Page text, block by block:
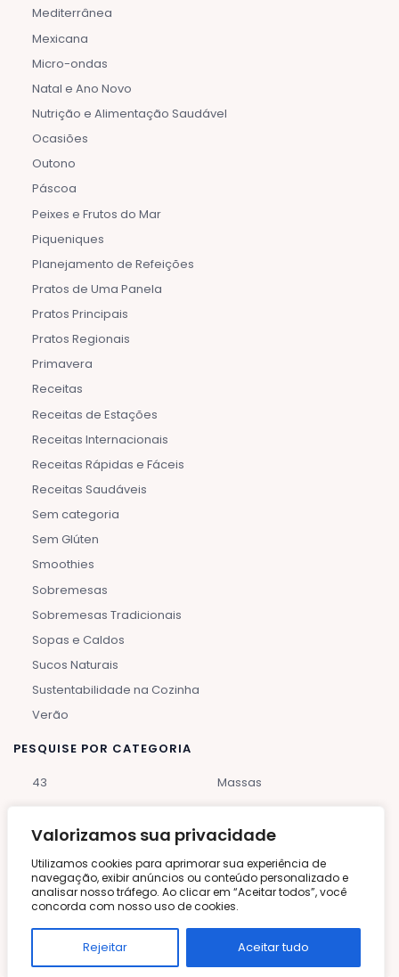
Valorizamos sua privacidade
Utilizamos cookies para aprimorar sua experiência de
navegação, exibir anúncios ou conteúdo personalizado e
analisar nosso tráfego. Ao clicar em “Aceitar todos”, você
concorda com nosso uso de cookies.
Rejeitar Aceitar tudo
Mediterrânea
Mexicana
Micro-ondas
Natal e Ano Novo
Nutrição e Alimentação Saudável
Ocasiões
Outono
Páscoa
Peixes e Frutos do Mar
Piqueniques
Planejamento de Refeições
Pratos de Uma Panela
Pratos Principais
Pratos Regionais
Primavera
Receitas
Receitas de Estações
Receitas Internacionais
Receitas Rápidas e Fáceis
Receitas Saudáveis
Sem categoria
Sem Glúten
Smoothies
Sobremesas
Sobremesas Tradicionais
Sopas e Caldos
Sucos Naturais
Sustentabilidade na Cozinha
Verão
PESQUISE POR CATEGORIA
43
Bebidas E Coquetéis
Bolos E Tortas
Massas
Micro-Ondas
Natal E Ano Novo
Nutrição E Alimentação
Saudável